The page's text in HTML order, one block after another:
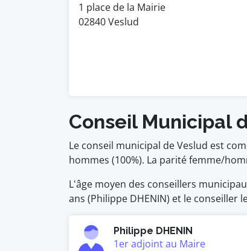
1 place de la Mairie
02840 Veslud
Conseil Municipal
Le conseil municipal de Veslud est
hommes (100%). La parité femme/
L'âge moyen des conseillers
ans (Philippe DHENIN) et le conseiller
Philippe DHENIN
1er adjoint au Maire